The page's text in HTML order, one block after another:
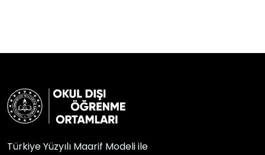
Türkiye Yüzyılı Maarif Modeli ile